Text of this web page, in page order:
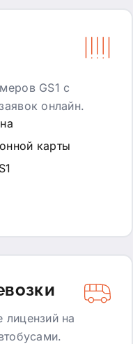
GS1 с
онлайн.
карты
на